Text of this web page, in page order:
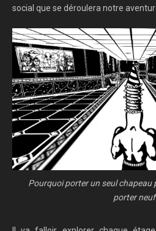
social que se déroulera notre
Pourquoi porter un seul chapeau
porter neuf